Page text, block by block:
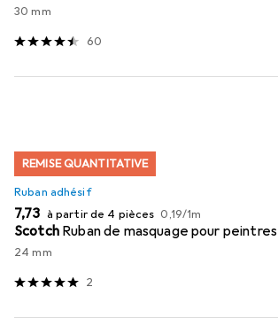
30 mm
60
REMISE QUANTITATIVE
Ruban adhésif
EUR
7,73 à partir de 4 pièces EUR
0,19/1m
Scotch Ruban de masquage pour peintres
24 mm
2